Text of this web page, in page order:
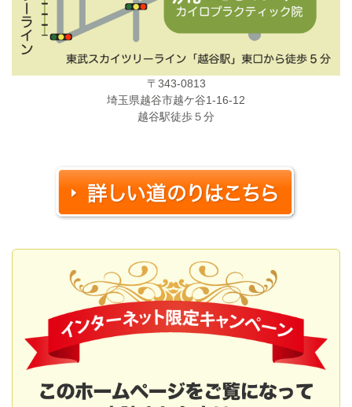
〒343-0813
埼玉県越谷市越ケ谷1-16-12
越谷駅徒歩５分